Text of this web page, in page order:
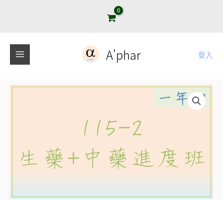
A'phar 登入